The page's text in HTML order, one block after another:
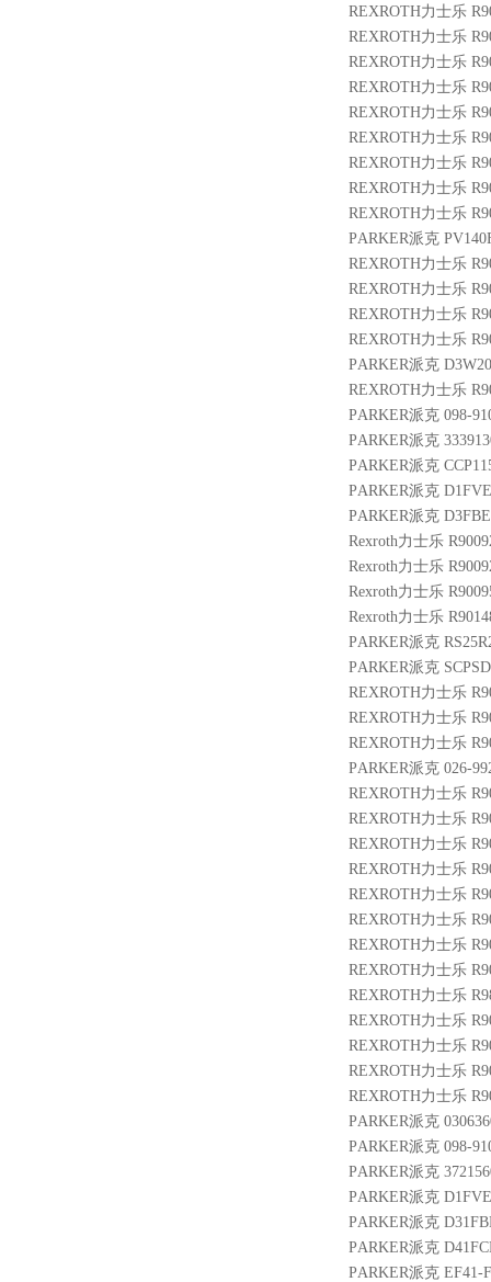
REXROTH力士乐
REXROTH力士乐
REXROTH力士乐
REXROTH力士乐
REXROTH力士乐
REXROTH力士乐
REXROTH力士乐
REXROTH力士乐
REXROTH力士乐
PARKER派克
REXROTH力士乐
REXROTH力士乐
REXROTH力士乐
REXROTH力士乐
PARKER派克
REXROTH力士乐
PARKER派克 098-
PARKER派克
PARKER派克
PARKER派克
PARKER派克
Rexroth力士乐
Rexroth力士乐
Rexroth力士乐
Rexroth力士乐
PARKER派克
PARKER派克
REXROTH力士乐
REXROTH力士乐
REXROTH力士乐
PARKER派克 026-
REXROTH力士乐
REXROTH力士乐
REXROTH力士乐
REXROTH力士乐
REXROTH力士乐
REXROTH力士乐
REXROTH力士乐
REXROTH力士乐
REXROTH力士乐
REXROTH力士乐
REXROTH力士乐
REXROTH力士乐
REXROTH力士乐
PARKER派克
PARKER派克 098-
PARKER派克
PARKER派克
PARKER派克
PARKER派克
PARKER派克 EF41-